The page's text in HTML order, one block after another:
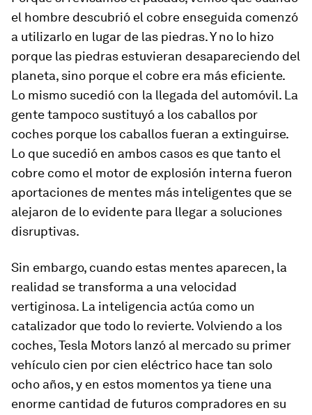
el hombre descubrió el cobre enseguida comenzó
a utilizarlo en lugar de las piedras. Y no lo hizo
porque las piedras estuvieran desapareciendo del
planeta, sino porque el cobre era más eficiente.
Lo mismo sucedió con la llegada del automóvil. La
gente tampoco sustituyó a los caballos por
coches porque los caballos fueran a extinguirse.
Lo que sucedió en ambos casos es que tanto el
cobre como el motor de explosión interna fueron
aportaciones de mentes más inteligentes que se
alejaron de lo evidente para llegar a soluciones
disruptivas.
Sin embargo, cuando estas mentes aparecen, la
realidad se transforma a una velocidad
vertiginosa. La inteligencia actúa como un
catalizador que todo lo revierte. Volviendo a los
coches, Tesla Motors lanzó al mercado su primer
vehículo cien por cien eléctrico hace tan solo
ocho años, y en estos momentos ya tiene una
enorme cantidad de futuros compradores en su